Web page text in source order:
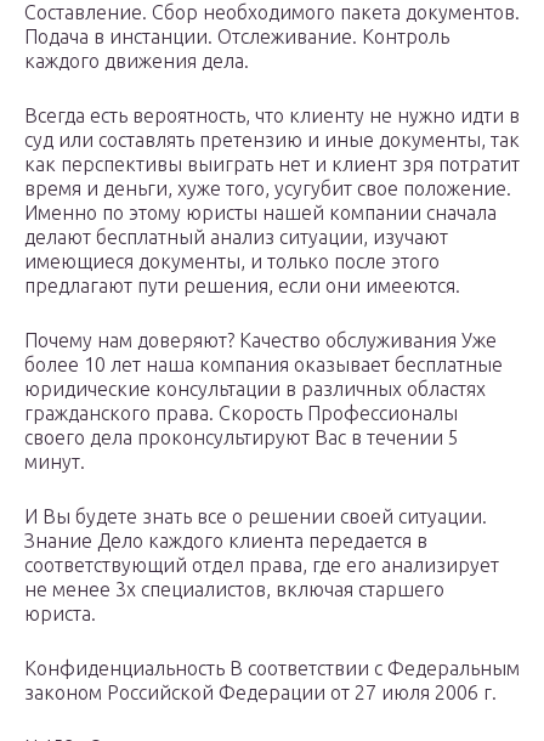
Составление. Сбор необходимого пакета документов.
Подача в инстанции. Отслеживание. Контроль
каждого движения дела.
Всегда есть вероятность, что клиенту не нужно идти в
суд или составлять претензию и иные документы, так
как перспективы выиграть нет и клиент зря потратит
время и деньги, хуже того, усугубит свое положение.
Именно по этому юристы нашей компании сначала
делают бесплатный анализ ситуации, изучают
имеющиеся документы, и только после этого
предлагают пути решения, если они имееются.
Почему нам доверяют? Качество обслуживания Уже
более 10 лет наша компания оказывает бесплатные
юридические консультации в различных областях
гражданского права. Скорость Профессионалы
своего дела проконсультируют Вас в течении 5
минут.
И Вы будете знать все о решении своей ситуации.
Знание Дело каждого клиента передается в
соответствующий отдел права, где его анализирует
не менее 3х специалистов, включая старшего
юриста.
Конфиденциальность В соответствии с Федеральным
законом Российской Федерации от 27 июля 2006 г.